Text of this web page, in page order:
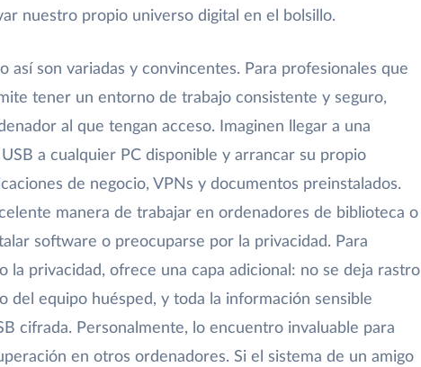
nuestro propio universo digital en el bolsillo.
así son variadas y convincentes. Para profesionales que
tener un entorno de trabajo consistente y seguro,
al que tengan acceso. Imaginen llegar a una
a cualquier PC disponible y arrancar su propio
de negocio, VPNs y documentos preinstalados.
manera de trabajar en ordenadores de biblioteca o
software o preocuparse por la privacidad. Para
la privacidad, ofrece una capa adicional: no se deja rastro
del equipo huésped, y toda la información sensible
cifrada. Personalmente, lo encuentro invaluable para
en otros ordenadores. Si el sistema de un amigo